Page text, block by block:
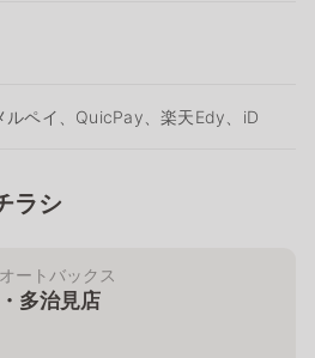
ルペイ、QuicPay、楽天Edy、iD
ラシ
オートバックス
・多治見店